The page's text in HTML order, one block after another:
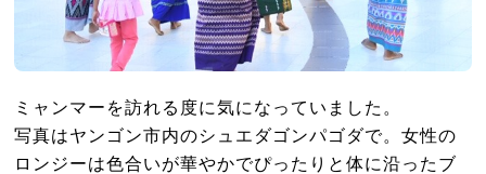
ミャンマーを訪れる度に気になっていました。
写真はヤンゴン市内のシュエダゴンパゴダで。女性の
ロンジーは色合いが華やかでぴったりと体に沿ったブ